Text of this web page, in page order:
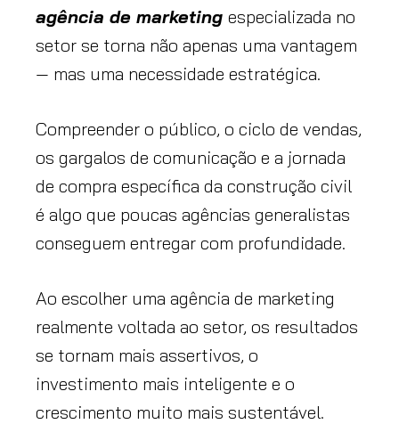
agência de marketing especializada no
setor se torna não apenas uma vantagem
— mas uma necessidade estratégica.
Compreender o público, o ciclo de vendas,
os gargalos de comunicação e a jornada
de compra específica da construção civil
é algo que poucas agências generalistas
conseguem entregar com profundidade.
Ao escolher uma agência de marketing
realmente voltada ao setor, os resultados
se tornam mais assertivos, o
investimento mais inteligente e o
crescimento muito mais sustentável.